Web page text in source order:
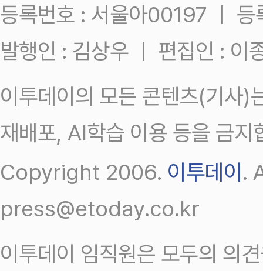
등록번호 : 서울아00197 ㅣ
발행인 : 김상우 ㅣ 편집인 : 이
이투데이의 모든 콘텐츠(기사)
재배포, AI학습 이용 등을 금지
Copyright 2006. 이투데이.
press@etoday.co.kr
이투데이 임직원은 모두의 의